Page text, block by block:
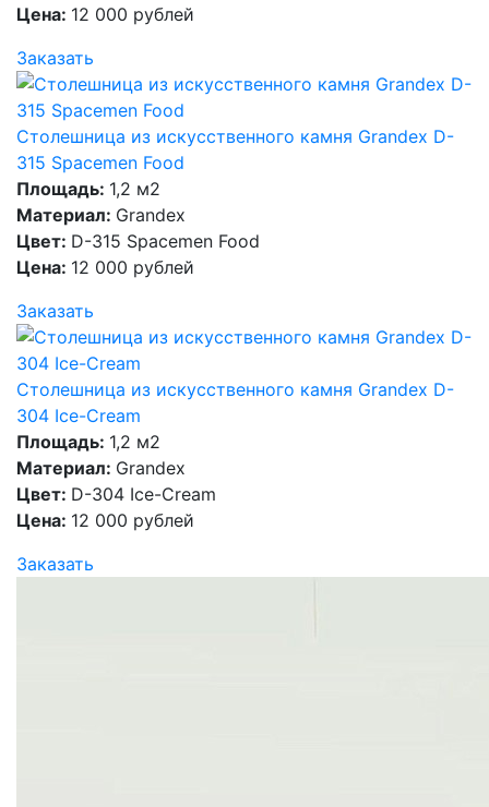
Цена: 12 000 рублей
Заказать
Столешница из искусственного камня Grandex D-
315 Spacemen Food
Площадь: 1,2 м2
Материал: Grandex
Цвет: D-315 Spacemen Food
Цена: 12 000 рублей
Заказать
Столешница из искусственного камня Grandex D-
304 Ice-Cream
Площадь: 1,2 м2
Материал: Grandex
Цвет: D-304 Ice-Cream
Цена: 12 000 рублей
Заказать